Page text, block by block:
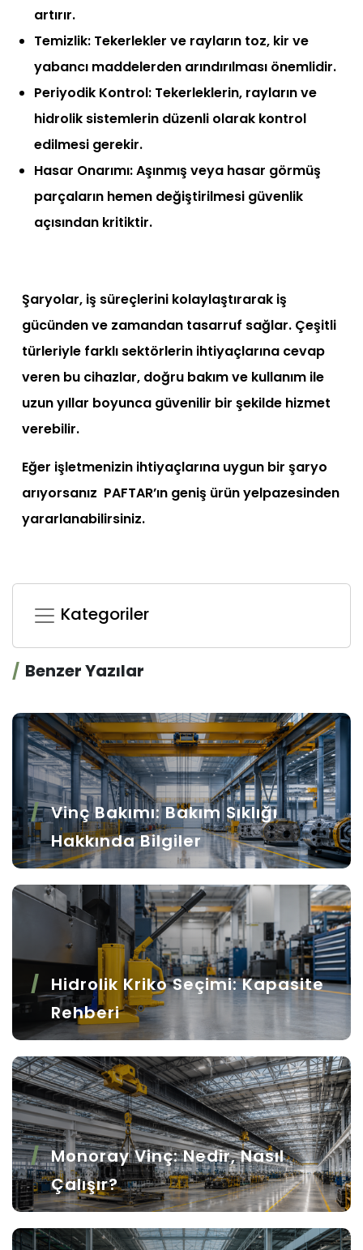
artırır.
Temizlik: Tekerlekler ve rayların toz, kir ve
yabancı maddelerden arındırılması önemlidir.
Periyodik Kontrol: Tekerleklerin, rayların ve
hidrolik sistemlerin düzenli olarak kontrol
edilmesi gerekir.
Hasar Onarımı: Aşınmış veya hasar görmüş
parçaların hemen değiştirilmesi güvenlik
açısından kritiktir.
Şaryolar, iş süreçlerini kolaylaştırarak iş
gücünden ve zamandan tasarruf sağlar. Çeşitli
türleriyle farklı sektörlerin ihtiyaçlarına cevap
veren bu cihazlar, doğru bakım ve kullanım ile
uzun yıllar boyunca güvenilir bir şekilde hizmet
verebilir.
Eğer işletmenizin ihtiyaçlarına uygun bir şaryo
arıyorsanız PAFTAR’ın geniş ürün yelpazesinden
yararlanabilirsiniz.
Kategoriler
Benzer Yazılar
Vinç Bakımı: Bakım Sıklığı
Hakkında Bilgiler
Hidrolik Kriko Seçimi: Kapasite
Rehberi
Monoray Vinç: Nedir, Nasıl
Çalışır?